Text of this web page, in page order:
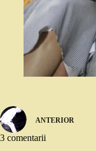
ANTERIOR
3 comentarii